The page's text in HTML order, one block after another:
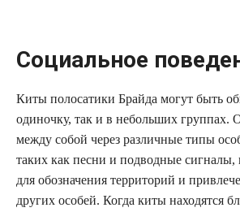
Социальное
Киты полосатики Брайда могут быть
одиночку, так и в небольших группах.
между собой через различные типы
таких как песни и подводные сигналы,
для обозначения территорий и
других особей. Когда киты находятся